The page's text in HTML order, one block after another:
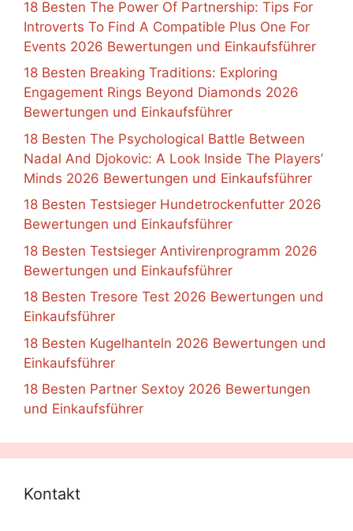
18 Besten The Power Of Partnership: Tips For
Introverts To Find A Compatible Plus One For
Events 2026 Bewertungen und Einkaufsführer
18 Besten Breaking Traditions: Exploring
Engagement Rings Beyond Diamonds 2026
Bewertungen und Einkaufsführer
18 Besten The Psychological Battle Between
Nadal And Djokovic: A Look Inside The Players’
Minds 2026 Bewertungen und Einkaufsführer
18 Besten Testsieger Hundetrockenfutter 2026
Bewertungen und Einkaufsführer
18 Besten Testsieger Antivirenprogramm 2026
Bewertungen und Einkaufsführer
18 Besten Tresore Test 2026 Bewertungen und
Einkaufsführer
18 Besten Kugelhanteln 2026 Bewertungen und
Einkaufsführer
18 Besten Partner Sextoy 2026 Bewertungen
und Einkaufsführer
Kontakt